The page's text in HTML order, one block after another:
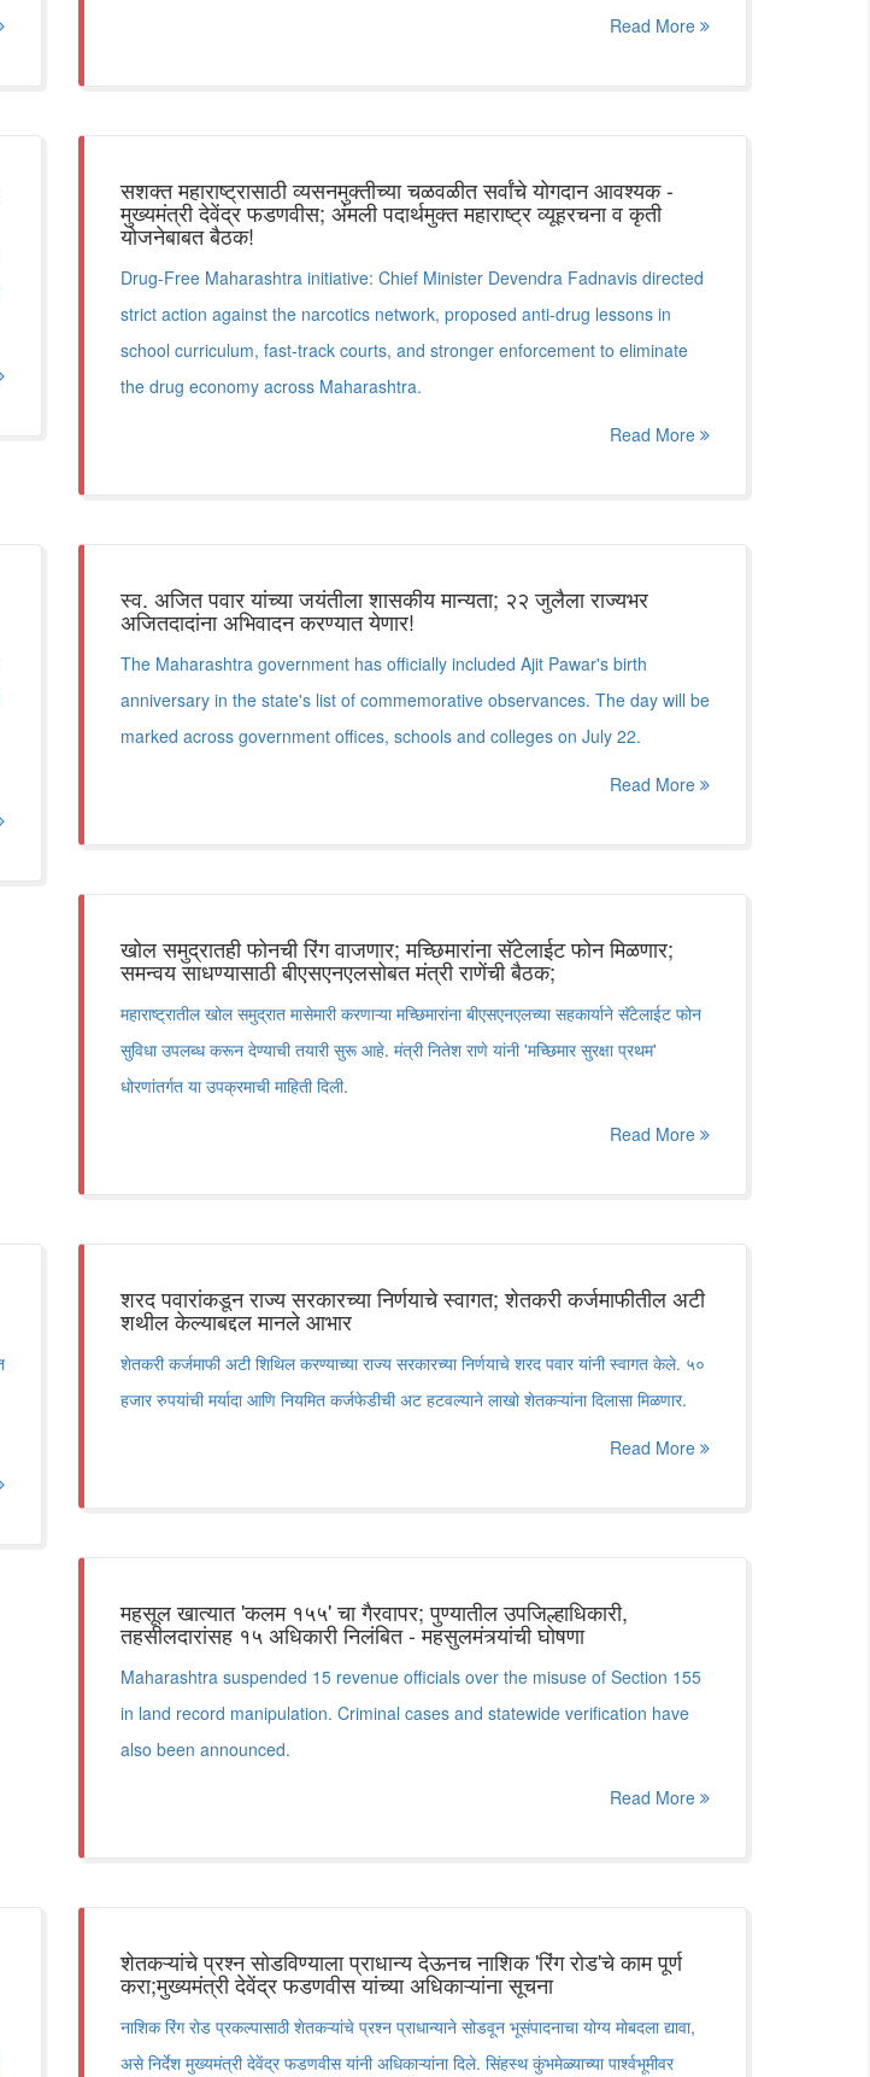
Read More
सशक्त महाराष्ट्रासाठी व्यसनमुक्तीच्या चळवळीत सर्वांचे योगदान आवश्यक -
मुख्यमंत्री देवेंद्र फडणवीस; अंमली पदार्थमुक्त महाराष्ट्र व्यूहरचना व कृती
योजनेबाबत बैठक!
Drug-Free Maharashtra initiative: Chief Minister Devendra Fadnavis directed
strict action against the narcotics network, proposed anti-drug lessons in
school curriculum, fast-track courts, and stronger enforcement to eliminate
the drug economy across Maharashtra.
Read More
स्व. अजित पवार यांच्या जयंतीला शासकीय मान्यता; २२ जुलैला राज्यभर
अजितदादांना अभिवादन करण्यात येणार!
The Maharashtra government has officially included Ajit Pawar's birth
anniversary in the state's list of commemorative observances. The day will be
marked across government offices, schools and colleges on July 22.
Read More
खोल समुद्रातही फोनची रिंग वाजणार; मच्छिमारांना सॅटेलाईट फोन मिळणार;
समन्वय साधण्यासाठी बीएसएनएलसोबत मंत्री राणेंची बैठक;
महाराष्ट्रातील खोल समुद्रात मासेमारी करणाऱ्या मच्छिमारांना बीएसएनएलच्या सहकार्याने सॅटेलाईट फोन
सुविधा उपलब्ध करून देण्याची तयारी सुरू आहे. मंत्री नितेश राणे यांनी 'मच्छिमार सुरक्षा प्रथम'
धोरणांतर्गत या उपक्रमाची माहिती दिली.
Read More
शरद पवारांकडून राज्य सरकारच्या निर्णयाचे स्वागत; शेतकरी कर्जमाफीतील अटी
शथील केल्याबद्दल मानले आभार
शेतकरी कर्जमाफी अटी शिथिल करण्याच्या राज्य सरकारच्या निर्णयाचे शरद पवार यांनी स्वागत केले. ५०
हजार रुपयांची मर्यादा आणि नियमित कर्जफेडीची अट हटवल्याने लाखो शेतकऱ्यांना दिलासा मिळणार.
Read More
महसूल खात्यात 'कलम १५५' चा गैरवापर; पुण्यातील उपजिल्हाधिकारी,
तहसीलदारांसह १५ अधिकारी निलंबित - महसुलमंत्र्यांची घोषणा
Maharashtra suspended 15 revenue officials over the misuse of Section 155
in land record manipulation. Criminal cases and statewide verification have
also been announced.
Read More
शेतकऱ्यांचे प्रश्न सोडविण्याला प्राधान्य देऊनच नाशिक 'रिंग रोड'चे काम पूर्ण
करा;मुख्यमंत्री देवेंद्र फडणवीस यांच्या अधिकाऱ्यांना सूचना
नाशिक रिंग रोड प्रकल्पासाठी शेतकऱ्यांचे प्रश्न प्राधान्याने सोडवून भूसंपादनाचा योग्य मोबदला द्यावा,
असे निर्देश मुख्यमंत्री देवेंद्र फडणवीस यांनी अधिकाऱ्यांना दिले. सिंहस्थ कुंभमेळ्याच्या पार्श्वभूमीवर